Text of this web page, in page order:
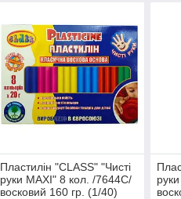
Пластилін "CLASS" "Чисті
руки MAXI" 8 кол. /7644С/
восковий 160 гр. (1/40)